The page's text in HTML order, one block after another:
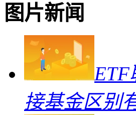
图片新闻
ETF
接基金区别